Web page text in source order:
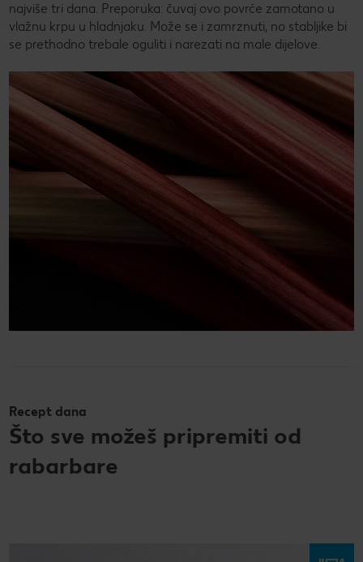
najviše tri dana. Preporuka: čuvaj ovo povrće zamotano u
vlažnu krpu u hladnjaku. Može se i zamrznuti, no stabljike bi
se prethodno trebale oguliti i narezati na male dijelove.
Recept dana
Što sve možeš pripremiti od
rabarbare